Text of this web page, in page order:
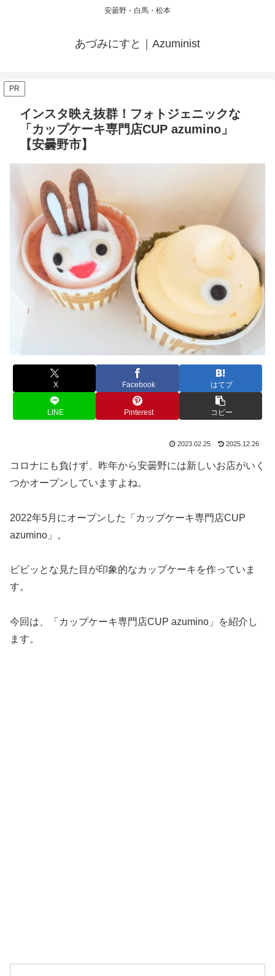
安曇野・白馬・松本
あづみにすと｜Azuminist
PR
インスタ映え抜群！フォトジェニックな
「カップケーキ専門店CUP azumino」
【安曇野市】
X Facebook はてブ
LINE Pinterest コピー
2023.02.25 2025.12.26
コロナにも負けず、昨年から安曇野には新しいお店がいく
つかオープンしていますよね。
2022年5月にオープンした「カップケーキ専門店CUP
azumino」。
ビビッとな見た目が印象的なカップケーキを作っていま
す。
今回は、「カップケーキ専門店CUP azumino」を紹介し
ます。